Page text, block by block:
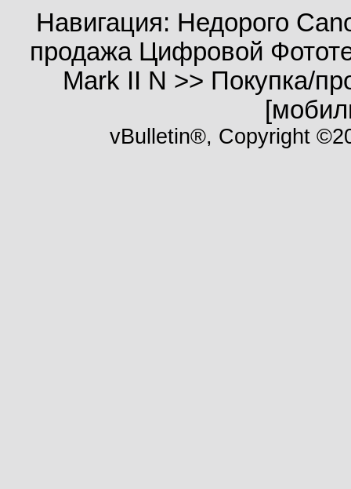
Навигация: Недорого
продажа Цифровой
Mark II N >> Покупка/
vBulletin®, Copyright